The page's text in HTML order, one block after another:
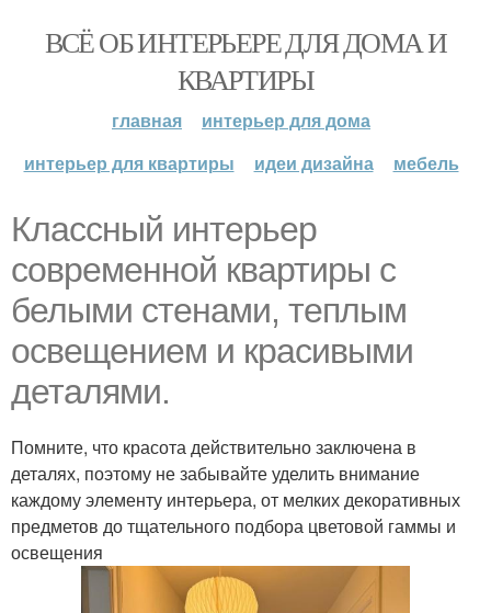
ВСЁ ОБ ИНТЕРЬЕРЕ ДЛЯ ДОМА И
КВАРТИРЫ
главная
интерьер для дома
интерьер для квартиры
идеи дизайна мебель
Классный интерьер
современной квартиры с
белыми стенами, теплым
освещением и красивыми
деталями.
Помните, что красота действительно заключена в
деталях, поэтому не забывайте уделить внимание
каждому элементу интерьера, от мелких декоративных
предметов до тщательного подбора цветовой гаммы и
освещения